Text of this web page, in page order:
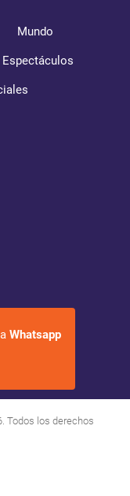
Mundo
Espectáculos
Whatsapp
Todos los derechos